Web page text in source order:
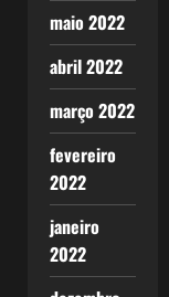
maio 2022
abril 2022
março 2022
fevereiro
2022
janeiro
2022